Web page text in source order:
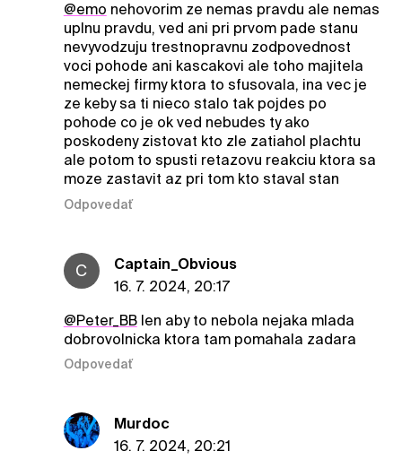
@emo nehovorim ze nemas pravdu ale nemas
uplnu pravdu, ved ani pri prvom pade stanu
nevyvodzuju trestnopravnu zodpovednost
voci pohode ani kascakovi ale toho majitela
nemeckej firmy ktora to sfusovala, ina vec je
ze keby sa ti nieco stalo tak pojdes po
pohode co je ok ved nebudes ty ako
poskodeny zistovat kto zle zatiahol plachtu
ale potom to spusti retazovu reakciu ktora sa
moze zastavit az pri tom kto staval stan
Odpovedať
C
Captain_Obvious
16. 7. 2024, 20:17
@Peter_BBlen aby to nebola nejaka mlada
dobrovolnicka ktora tam pomahala zadara
Odpovedať
Murdoc
16. 7. 2024, 20:21